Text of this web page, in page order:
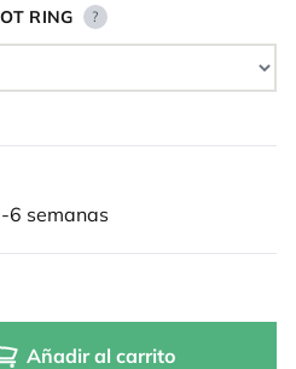
RING ?
6 semanas
Añadir al carrito